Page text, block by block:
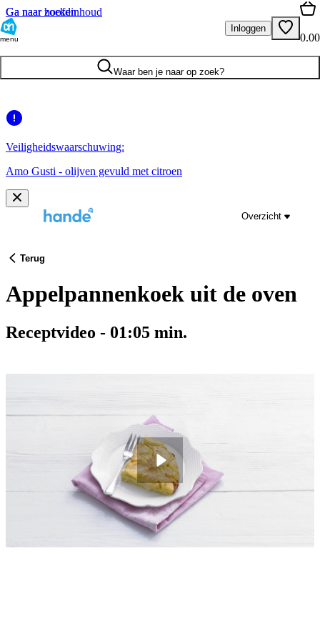
Ga naar hoofdinhoud
Ga naar zoeken
menu
Inloggen
0.00
Waar ben je naar op zoek?
Veiligheidswaarschuwing:
Amo Gusti - olijven gevuld met citroen
Overzicht
Terug
Appelpannenkoek uit de oven
Receptvideo - 01:05 min.